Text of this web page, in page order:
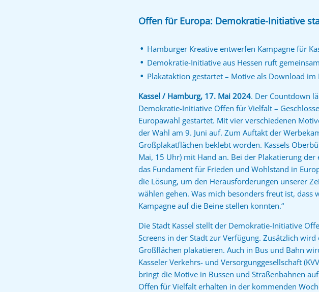
Offen für Europa: Demokratie-Initiative
Hamburger Kreative entwerfen Kampagne für
Demokratie-Initiative aus Hessen ruft
Plakataktion gestartet – Motive als Download im
Kassel / Hamburg, 17. Mai 2024. Der Countdown
Demokratie-Initiative Offen für Vielfalt –
Europawahl gestartet. Mit vier verschiedenen
der Wahl am 9. Juni auf. Zum Auftakt der
Großplakatflächen beklebt worden. Kassels
Mai, 15 Uhr) mit Hand an. Bei der Plakatierung
das Fundament für Frieden und Wohlstand in
die Lösung, um den Herausforderungen unserer
wählen gehen. Was mich besonders freut ist,
Kampagne auf die Beine stellen konnten.“
Die Stadt Kassel stellt der Demokratie-Initiative
Screens in der Stadt zur Verfügung. Zusätzlich
Großflächen plakatieren. Auch in Bus und Bahn
Kasseler Verkehrs- und Versorgunggesellschaft
bringt die Motive in Bussen und Straßenbahnen
Offen für Vielfalt erhalten in der kommenden